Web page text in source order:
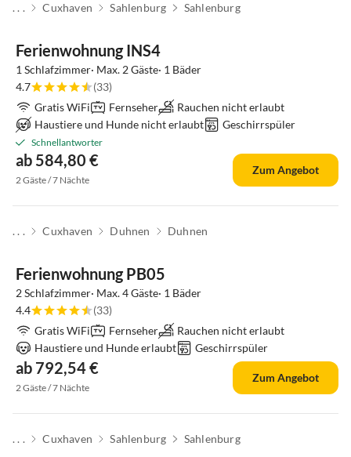
. . . Cuxhaven Sahlenburg Sahlenburg
Ferienwohnung INS4
1 Schlafzimmer· Max. 2 Gäste· 1 Bäder
4.7
(33)
Gratis WiFi
Fernseher
Rauchen nicht erlaubt
Haustiere und Hunde nicht erlaubt
Geschirrspüler
Schnellantworter
ab 584,80 €
2 Gäste / 7 Nächte
Zum Angebot
. . . Cuxhaven Duhnen Duhnen
Ferienwohnung PB05
2 Schlafzimmer· Max. 4 Gäste· 1 Bäder
4.4
(33)
Gratis WiFi
Fernseher
Rauchen nicht erlaubt
Haustiere und Hunde erlaubt
Geschirrspüler
ab 792,54 €
2 Gäste / 7 Nächte
Zum Angebot
. . . Cuxhaven Sahlenburg Sahlenburg